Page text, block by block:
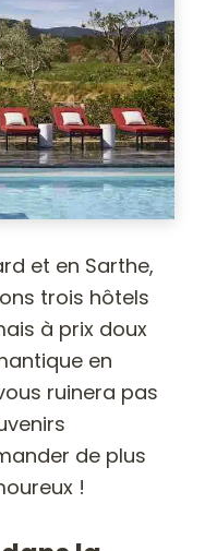
et en Sarthe,
trois hôtels
à prix doux
en
ruinera pas
de plus
!